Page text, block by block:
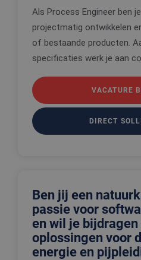
Als Process Engineer ben
projectmatig ontwikkelen
of bestaande producten.
specificaties werk je aan
VACATURE
DIRECT
Ben jij een
passie voor
en wil je
oplossingen voor
energie en